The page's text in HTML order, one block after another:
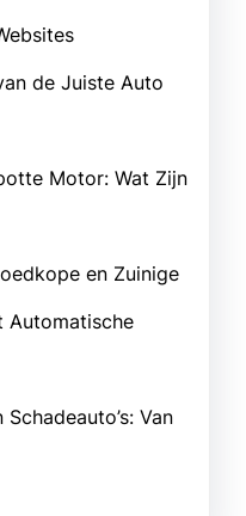
de Juiste Auto
Motor: Wat Zijn
en Zuinige
Automatische
Van